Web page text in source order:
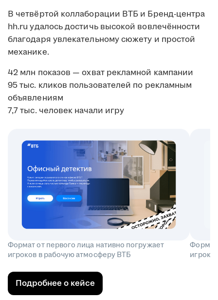
В четвёртой коллаборации ВТБ и Бренд-центра
hh.ru удалось достичь высокой вовлечённости
благодаря увлекательному сюжету и простой
механике.
42 млн показов — охват рекламной кампании
95 тыс. кликов пользователей по рекламным
объявлениям
7,7 тыс. человек начали игру
Формат от первого лица нативно погружает
игроков в рабочую атмосферу ВТБ
Формат
Подробнее о кейсе